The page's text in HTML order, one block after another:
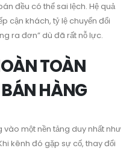
đều có thể sai lệch. Hệ quả
cận khách, tỷ lệ chuyển đổi
ra đơn” dù đã rất nỗ lực.
TOÀN
HÀNG
một nền tảng duy nhất như
kênh đó gặp sự cố, thay đổi